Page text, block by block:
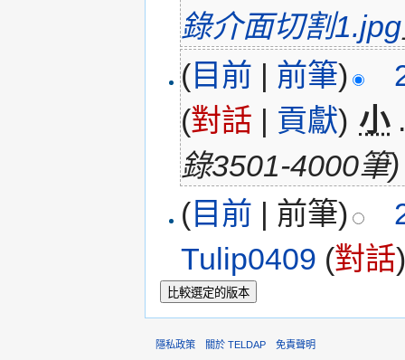
錄介面切割1.jpg
( 目前 | 前筆)
(對話 | 貢獻) 小
錄3501-4000筆)
( 目前 | 前筆)
Tulip0409 (對話
隱私政策 關於 TELDAP 免責聲明